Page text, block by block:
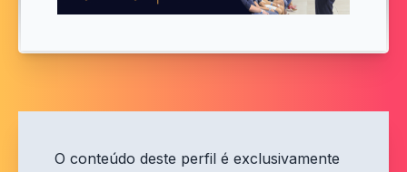
O conteúdo deste perfil é exclusivamente